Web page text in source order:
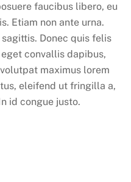
faucibus libero, eu
Etiam non ante urna.
Donec quis felis
convallis dapibus,
maximus lorem
eleifend ut fringilla a,
id congue justo.